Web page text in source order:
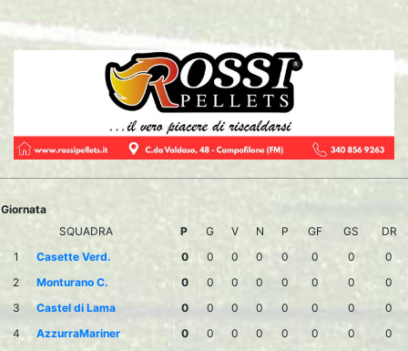
Giornata
SQUADRA
P G V N P GF GS
DR
1
Casette Verd. 0 0 0 0 0 0 0
0
2
Monturano C. 0 0 0 0 0 0 0
0
3
Castel di Lama 0 0 0 0 0 0 0
0
4
AzzurraMariner 0 0 0 0 0 0 0 0